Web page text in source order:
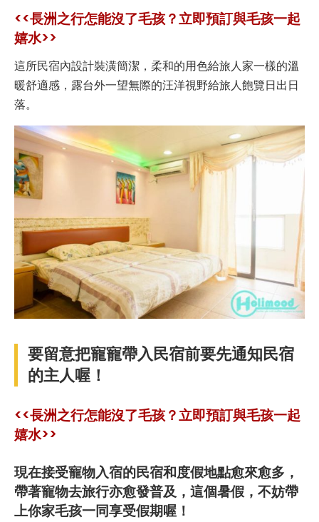
<<長洲之行怎能沒了毛孩？立即預訂與毛孩一起
嬉水>>
這所民宿內設計裝潢簡潔，柔和的用色給旅人家一樣的溫
暖舒適感，露台外一望無際的汪洋視野給旅人飽覽日出日
落。
要留意把寵寵帶入民宿前要先通知民宿
的主人喔！
<<長洲之行怎能沒了毛孩？立即預訂與毛孩一起
嬉水>>
現在接受寵物入宿的民宿和度假地點愈來愈多，
帶著寵物去旅行亦愈發普及，這個暑假，不妨帶
上你家毛孩一同享受假期喔！